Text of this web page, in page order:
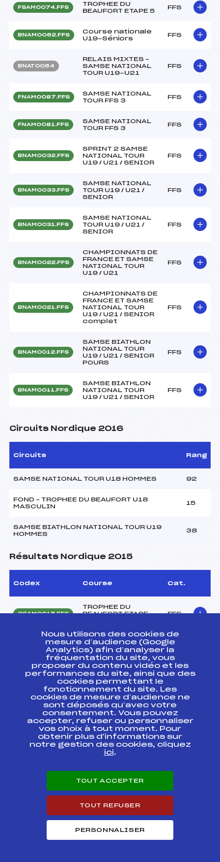
FSAM0074.FFS
TROPHEE DU
BEAUFORT ETAPE 5
FFS
BNAM0062.FFS
Course nationale
U19-Séniors
FFS
BNAT0064
RELAIS MIXTES –
SAMSE NATIONAL
TOUR U19-U21
FFS
FNAM0087.FFS
SAMSE NATIONAL
TOUR FFS 3
FFS
FNAM0081.FFS
SAMSE NATIONAL
TOUR FFS 3
FFS
BNAM0032.FFS
SPRINT 2 SAMSE
NATIONAL TOUR
U19 / U21 / SENIOR
FFS
BNAM0033.FFS
SAMSE NATIONAL
TOUR U19 / U21 /
SENIOR
FFS
BNAM0031.FFS
SAMSE NATIONAL
TOUR U19 / U21 /
SENIOR
FFS
BNAM0022.FFS
CHAMPIONNATS DE
FRANCE ET SAMSE
NATIONAL TOUR
U19 / U21
FFS
BNAM0021.FFS
CHAMPIONNATS DE
FRANCE ET SAMSE
NATIONAL TOUR
U19 / U21 / SENIOR
complet
FFS
BNAM0012.FFS
SAMSE BIATHLON
NATIONAL TOUR
U19 / U21 / SENIOR
POURS
FFS
BNAM0011.FFS
SAMSE BIATHLON
NATIONAL TOUR
U19 / U21 / SENIOR
FFS
Circuits Nordique 2016
Circuits Rang
SAMSE NATIONAL TOUR U18 HOMMES 92
FOND – TROPHEE DU BEAUFORT U18
MASCULIN
15
SAMSE BIATHLON NATIONAL TOUR U19
HOMMES
38
Résultats Nordique 2015
Codex Course Cat.
OSAM0015.FFS
TROPHEE DU
BEAUFORT ETAPE
FFS
BNAM0143.FFS
BIATHLON SUMMER
TOUR FFS U19 U21
SEN
FFS
BNAM0141.FFS
BIATHLON SUMMER
TOUR FFS U19 U21
SEN
BIATHLON SUMMER
TOUR// CHPS
FRANCE SENIORS
FFS
BIATHLON SUMMER
TOUR// CHPS
AL'AIX SKI
AL'AIX SKI
ONAM0052.FFS
– SKI ROUE SKATE
FFS
Nous utilisons des cookies de
mesure d’audience (Google
Analytics) afin d’analyser la
fréquentation du site, vous
proposer du contenu vidéo et les
performances du site, ainsi que des
cookies permettant le
fonctionnement du site. Les
cookies de mesure d’audience ne
sont déposés qu’avec votre
consentement. Vous pouvez
accepter, refuser ou personnaliser
vos choix à tout moment. Pour
obtenir plus d'informations sur
notre gestion des cookies, cliquez
ici.
TOUT ACCEPTER
TOUT REFUSER
PERSONNALISER